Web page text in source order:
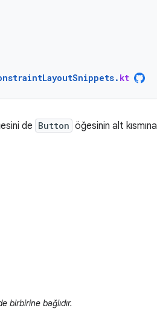
. kt
de Button öğesinin alt kısmına
birbirine bağlıdır.